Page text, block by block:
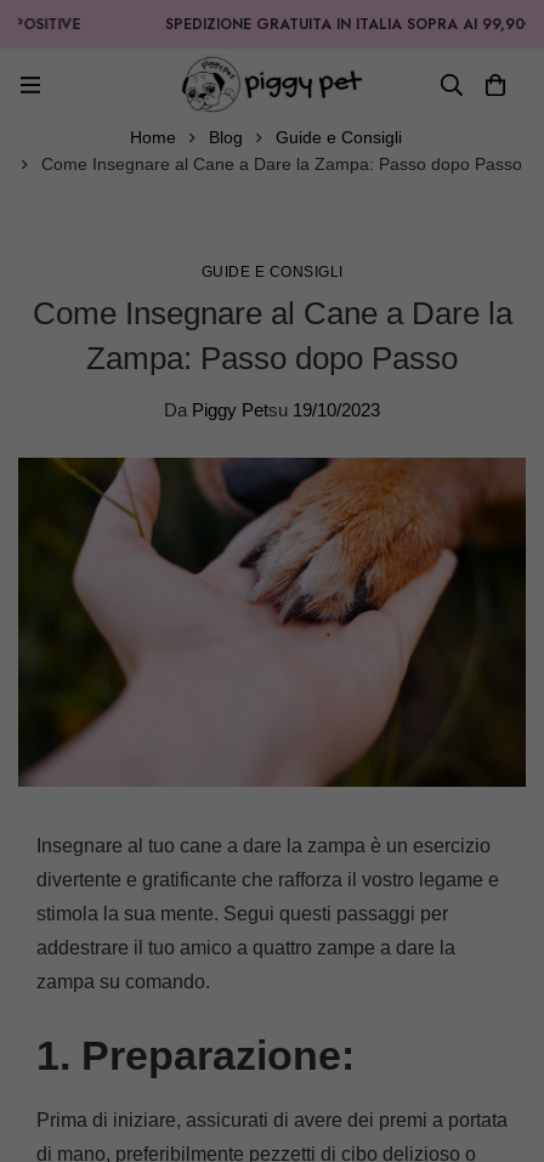
SPEDIZIONE GRATUITA IN ITALIA SOPRA AI 99,90€
Home Blog
Guide e Consigli
Come Insegnare al Cane a Dare la Zampa: Passo dopo Passo
GUIDE E CONSIGLI
Come Insegnare al Cane a Dare la
Zampa: Passo dopo Passo
Da Piggy Petsu 19/10/2023
Insegnare al tuo cane a dare la zampa è un esercizio
divertente e gratificante che rafforza il vostro legame e
stimola la sua mente. Segui questi passaggi per
addestrare il tuo amico a quattro zampe a dare la
zampa su comando.
1. Preparazione:
Prima di iniziare, assicurati di avere dei premi a portata
di mano, preferibilmente pezzetti di cibo delizioso o